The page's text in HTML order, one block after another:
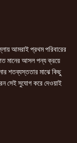
আমরাই প্রথম পরিবারের
মানের আসল পন্য ক্রয়ে
শতব্যস্ততার মাঝে কিছু
সেই সুযোগ করে দেওয়াই